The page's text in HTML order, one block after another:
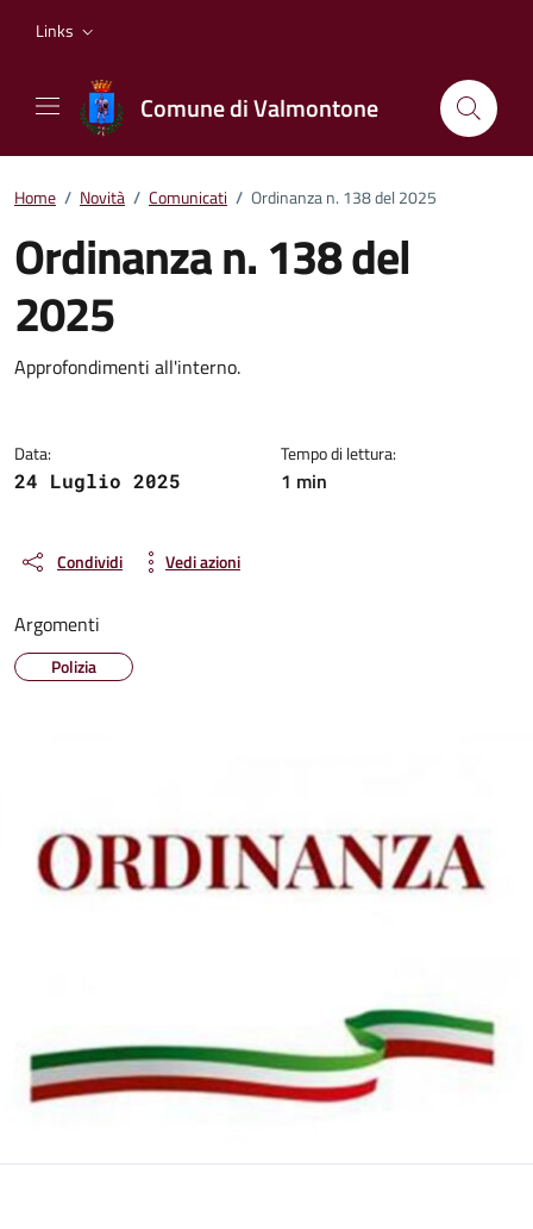
Links
Comune di Valmontone
Home / Novità / Comunicati / Ordinanza n. 138 del 2025
Ordinanza n. 138 del
2025
Dettagli della notizia
Approfondimenti all'interno.
Data:
24 Luglio 2025
Tempo di lettura:
1 min
Condividi Vedi azioni
Argomenti
Polizia